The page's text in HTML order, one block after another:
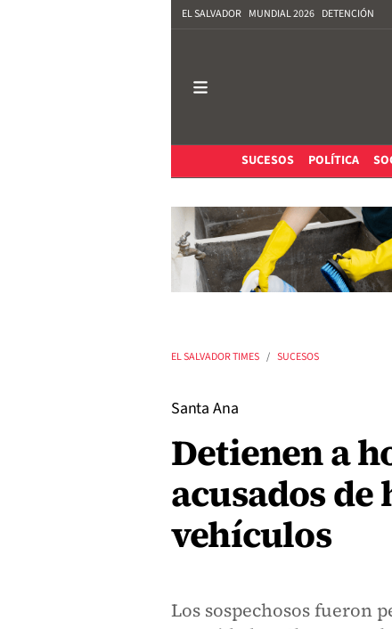
EL SALVADOR MUNDIAL 2026 DETENCIÓN
SUCESOS
POLÍTICA
EL SALVADOR TIMES SUCESOS
Santa Ana
Detienen a
acusados
vehículos
Los sospechosos fueron